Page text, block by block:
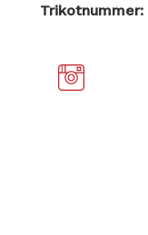
Trikotnummer: